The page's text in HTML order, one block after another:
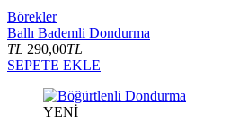
Börekler
Ballı Bademli Dondurma
TL 290,00TL
SEPETE EKLE
YENİ